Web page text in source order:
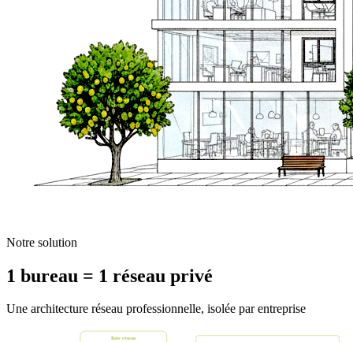
Notre solution
1 bureau = 1 réseau privé
Une architecture réseau professionnelle, isolée par entreprise
Baie réseau